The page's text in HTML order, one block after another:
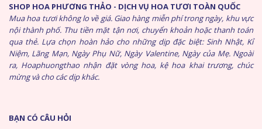
SHOP HOA PHƯƠNG THẢO - DỊCH VỤ HOA TƯƠI TOÀN QUỐC
Mua hoa tươi không lo về giá. Giao hàng miễn phí trong ngày, khu vực
nội thành phố. Thu tiền mặt tận nơi, chuyển khoản hoặc thanh toán
qua thẻ. Lựa chọn hoàn hảo cho những dịp đặc biệt: Sinh Nhật, Kỉ
Niệm, Lãng Mạn, Ngày Phụ Nữ, Ngày Valentine, Ngày của Mẹ. Ngoài
ra, Hoaphuongthao nhận đặt vòng hoa, kệ hoa khai trương, chúc
mừng và cho các dịp khác.
BẠN CÓ CÂU HỎI